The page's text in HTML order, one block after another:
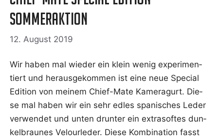
Sommeraktion
12. August 2019
Wir haben mal wie­der ein klein wenig expe­ri­men­
tiert und her­aus­ge­kom­men ist eine neue Spe­cial
Edi­ti­on von mei­nem Chief-Mate Kame­ra­gurt. Die­
se mal haben wir ein sehr edles spa­ni­sches Leder
ver­wen­det und unten drun­ter ein extra­sof­tes dun­
kel­brau­nes Velour­le­der. Die­se Kom­bi­na­ti­on fasst